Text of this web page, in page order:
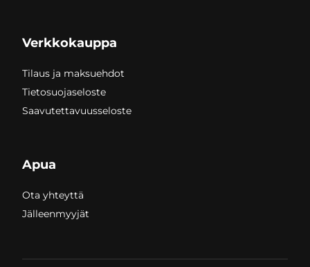
Verkkokauppa
Tilaus ja maksuehdot
Tietosuojaseloste
Saavutettavuusseloste
Apua
Ota yhteyttä
Jälleenmyyjät